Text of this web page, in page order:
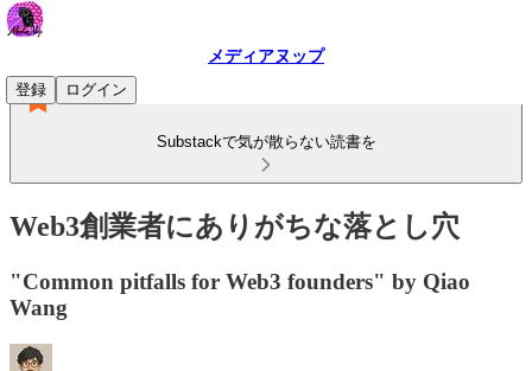
メディアヌップ
登録
ログイン
Substackで気が散らない読書を
Web3創業者にありがちな落とし穴
"Common pitfalls for Web3 founders" by Qiao
Wang